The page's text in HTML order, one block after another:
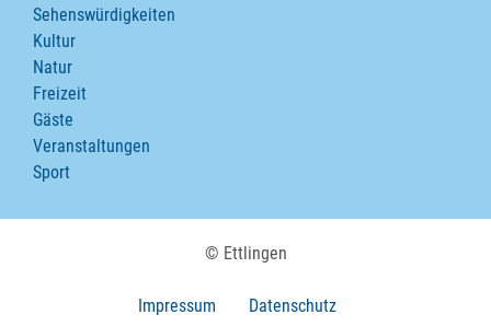
Sehenswürdigkeiten
Kultur
Natur
Freizeit
Gäste
Veranstaltungen
Sport
© Ettlingen
Impressum
Datenschutz